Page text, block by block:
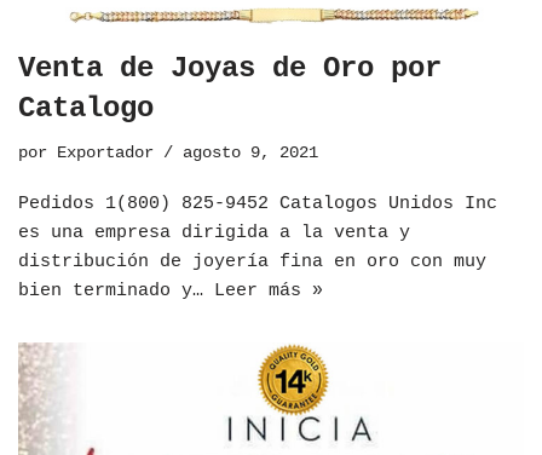
Venta de Joyas de Oro por
Catalogo
por Exportador agosto 9, 2021
Pedidos 1(800) 825-9452 Catalogos Unidos Inc
es una empresa dirigida a la venta y
distribución de joyería fina en oro con muy
bien terminado y… Leer más »